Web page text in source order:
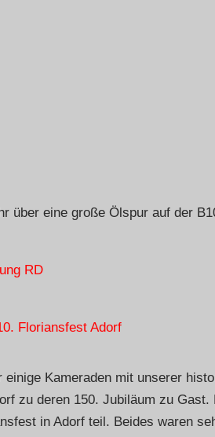
über eine große Ölspur auf der
RD
Floriansfest Adorf
Kameraden mit unserer
zu deren 150. Jubiläum zu
in Adorf teil. Beides waren